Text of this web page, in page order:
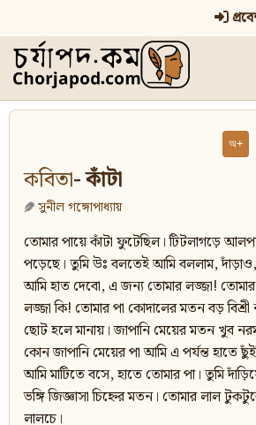
অ+
কবিতা- কাঁটা
সুনীল গঙ্গোপাধ্যায়
তোমার পায়ে কাঁটা ফুটেছিল। টিটলাগড়ে
পড়েছে। তুমি উঃ বলতেই আমি বললাম,
আমি হাত দেবো, এ জন্য তোমার লজ্জা!
লজ্জা কি! তোমার পা কোদালের মতন বড়
ছোট হলে মানায়। জাপানি মেয়ের মতন খুব
কোন জাপানি মেয়ের পা আমি এ পর্যন্ত হাতে
আমি মাটিতে বসে, হাতে তোমার পা। তুমি
ভঙ্গি জিজ্ঞাসা চিহ্নের মতন। তোমার লাল
লালচে।